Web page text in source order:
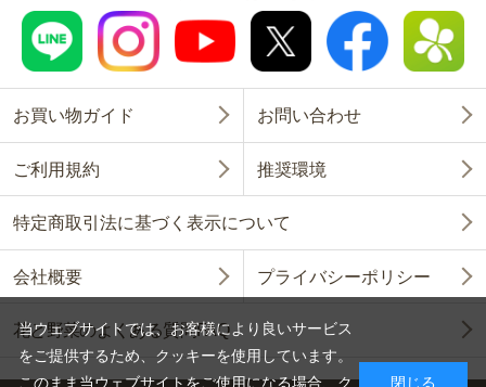
お買い物ガイド お問い合わせ
ご利用規約 推奨環境
特定商取引法に基づく表示について
会社概要 プライバシーポリシー
花と野菜のよくある質問FAQ
当ウェブサイトでは、お客様により良いサービス
をご提供するため、クッキーを使用しています。
このまま当ウェブサイトをご使用になる場合、ク
閉じる